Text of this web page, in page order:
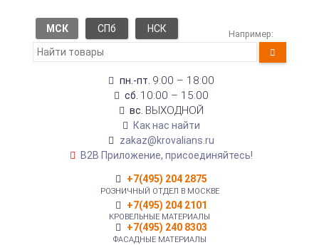
МСК СПб НСК Например:
пн.-пт. 9:00 – 18:00
сб. 10:00 – 15:00
вс. ВЫХОДНОЙ
Как нас найти
zakaz@krovalians.ru
B2B Приложение, присоединяйтесь!
+7(495) 204 2875
РОЗНИЧНЫЙ ОТДЕЛ В МОСКВЕ
+7(495) 204 2101
КРОВЕЛЬНЫЕ МАТЕРИАЛЫ
+7(495) 240 8303
ФАСАДНЫЕ МАТЕРИАЛЫ